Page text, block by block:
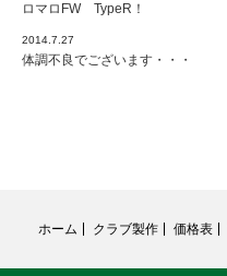
ロマロFW TypeR！
2014.7.27
体調不良でございます・・・
ホーム クラブ製作 価格表